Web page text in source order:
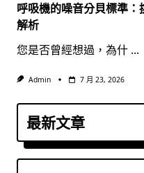
呼吸機的噪音分貝標準
解析
您是否曾經想過，為什 ...
Admin 7 月 23, 2026
最新文章